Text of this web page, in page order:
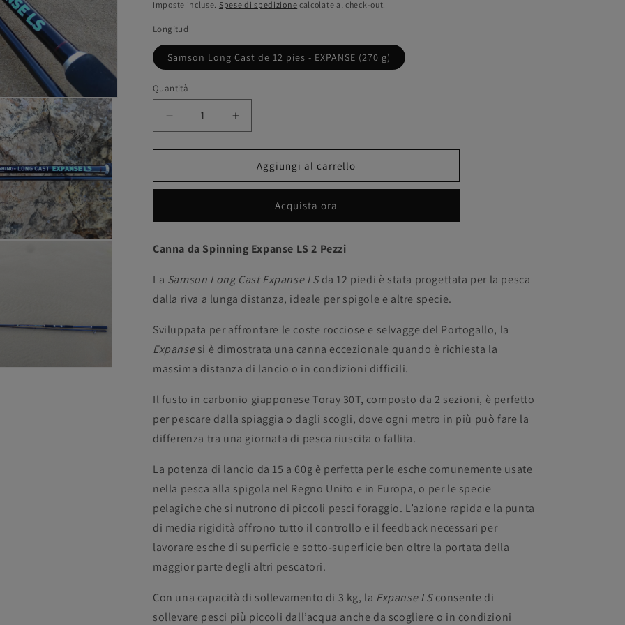
listino
Imposte incluse. Spese di spedizione calcolate al check-out.
Longitud
Samson Long Cast de 12 pies - EXPANSE (270 g)
Quantità
Diminuisci
quantità
per
da
Long
12
-
EXPANSE
15-
Aumenta
quantità
per
Canna
da
Samson
Long
12
-
EXPANSE
15-
Aggiungi al carrello
Acquista ora
Canna da Spinning Expanse LS 2 Pezzi
La Samson Long Cast Expanse LSda 12 piedi è stata progettata per la pesca
dalla riva a lunga distanza, ideale per spigole e altre specie.
Sviluppata per affrontare le coste rocciose e selvagge del Portogallo, la
Expansesi è dimostrata una canna eccezionale quando è richiesta la
massima distanza di lancio o in condizioni difficili.
Il fusto in carbonio giapponese Toray 30T, composto da 2 sezioni, è perfetto
per pescare dalla spiaggia o dagli scogli, dove ogni metro in più può fare la
differenza tra una giornata di pesca riuscita o fallita.
La potenza di lancio da 15 a 60g è perfetta per le esche comunemente usate
nella pesca alla spigola nel Regno Unito e in Europa, o per le specie
pelagiche che si nutrono di piccoli pesci foraggio. L’azione rapida e la punta
di media rigidità offrono tutto il controllo e il feedback necessari per
lavorare esche di superficie e sotto-superficie ben oltre la portata della
maggior parte degli altri pescatori.
Con una capacità di sollevamento di 3 kg, la Expanse LSconsente di
sollevare pesci più piccoli dall’acqua anche da scogliere o in condizioni